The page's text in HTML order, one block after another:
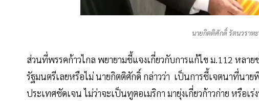
นายกิตติศักดิ์ รัตนวราห
ส่วนที่พรรคก้าวไกล พยายามชี้แจงเกี่ยวกับการแก้ไข ม.112 หลา
รัฐมนตรีเลยหรือไม่ นายกิตติศักดิ์ กล่าวว่า เป็นการชี้เจตนาที่นา
ประเทศชัดเจน ไม่ว่าจะเป็นทูตอเมริกา มายุ่งเกี่ยวก้าวก่าย หรือเ